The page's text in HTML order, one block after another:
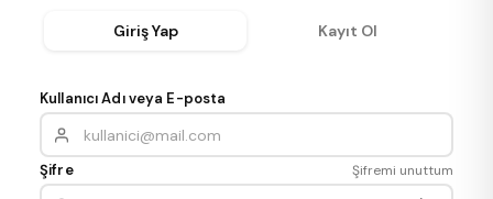
Giriş Yap Kayıt Ol
Kullanıcı Adı veya E-posta
Şifre Şifremi unuttum